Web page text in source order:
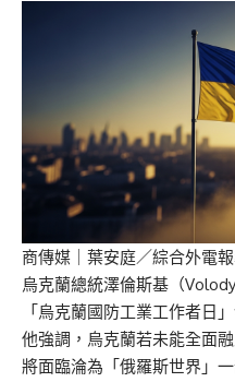
商傳媒 ｜葉安庭／綜合外電
烏克蘭總統澤倫斯基（
「烏克蘭國防工業工作者日
他強調，烏克蘭若未能全面
將面臨淪為「俄羅斯世界」